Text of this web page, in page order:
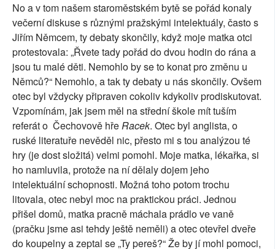
No a v tom našem staroměstském bytě se pořád konaly
večerní diskuse s různými pražskými intelektuály, často s
Jiřím Němcem, ty debaty skončily, když moje matka otci
protestovala: „Řvete tady pořád do dvou hodin do rána a
jsou tu malé děti. Nemohlo by se to konat pro změnu u
Němců?“ Nemohlo, a tak ty debaty u nás skončily. Ovšem
otec byl vždycky připraven cokoliv kdykoliv prodiskutovat.
Vzpomínám, jak jsem měl na střední škole mít tuším
referát o Čechovově hřeRacek. Otec byl anglista, o
ruské literatuře nevěděl nic, přesto mi s tou analýzou té
hry (je dost složitá) velmi pomohl. Moje matka, lékařka, si
ho namluvila, protože na ní dělaly dojem jeho
intelektuální schopnosti. Možná toho potom trochu
litovala, otec nebyl moc na praktickou práci. Jednou
přišel domů, matka pracně máchala prádlo ve vaně
(pračku jsme asi tehdy ještě neměli) a otec otevřel dveře
do koupelny a zeptal se „Ty pereš?“ Že by jí mohl pomoci,